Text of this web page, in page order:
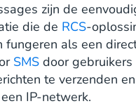
zijn de
die de RCS-
fungeren als een
SMS door
te verzenden
IP-netwerk.